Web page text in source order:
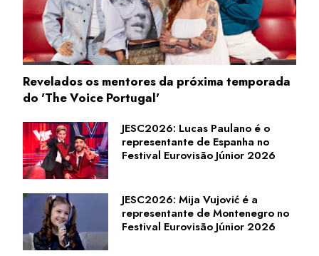
Revelados os mentores da próxima temporada
do 'The Voice Portugal'
JESC2026: Lucas Paulano é o
representante de Espanha no
Festival Eurovisão Júnior 2026
JESC2026: Mija Vujović é a
representante de Montenegro no
Festival Eurovisão Júnior 2026